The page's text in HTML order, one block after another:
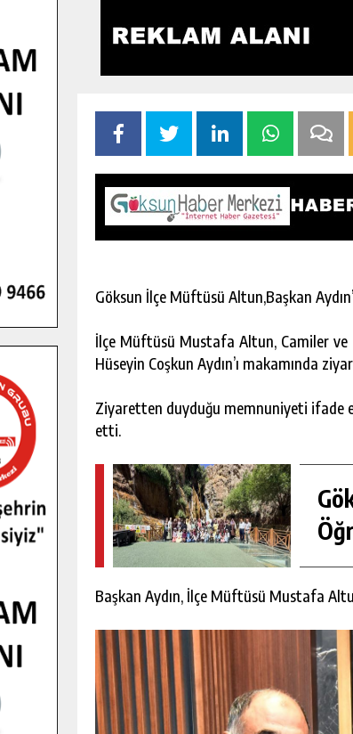
Göksun İlçe Müftüsü Altun,Başkan
İlçe Müftüsü Mustafa Altun, Camiler ve
Hüseyin Coşkun Aydın’ı makamında
Ziyaretten duyduğu memnuniyeti ifade
etti.
Başkan Aydın, İlçe Müftüsü Mustafa
GÜNLÜK HABER AKIŞI
GENÇLER PUSULA MARAŞ
YENI MEDYA VE
KEŞFETTI.